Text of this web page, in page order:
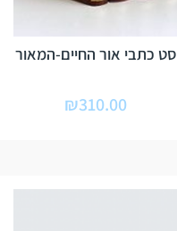
סט כתבי אור החיים-המאור
₪310.00